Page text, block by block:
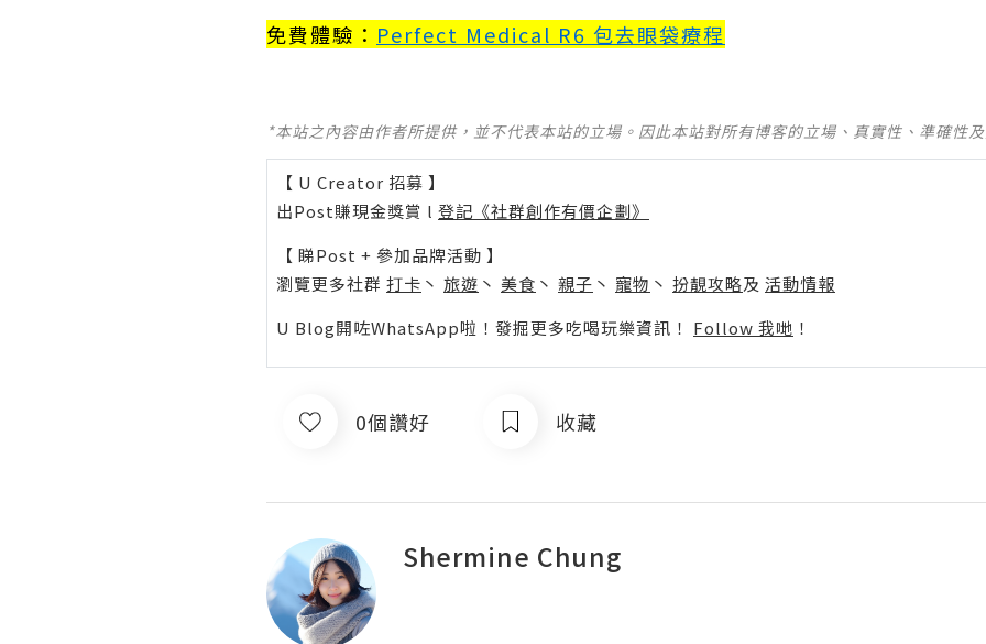
免費體驗： Perfect Medical R6 包去眼袋療程
*本站之內容由作者所提供，並不代表本站的立場。因此本站對所有博客的立場、真實性、準確性
【 U Creator 招募 】
出Post賺現金獎賞 l 登記《社群創作有價企劃》
【 睇Post + 參加品牌活動 】
瀏覽更多社群 打卡 丶 旅遊 丶 美食 丶 親子 丶 寵物 丶 扮靚攻略及 活動情報
U Blog開咗WhatsApp啦！發掘更多吃喝玩樂資訊！ Follow 我哋 ！
0個讚好 收藏
Shermine Chung